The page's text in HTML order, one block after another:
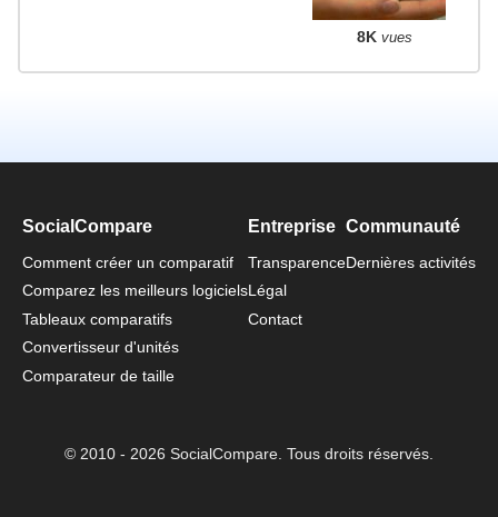
8K vues
SocialCompare
Comment créer un comparatif
Comparez les meilleurs logiciels
Tableaux comparatifs
Convertisseur d'unités
Comparateur de taille
Entreprise
Transparence
Légal
Contact
Communauté
Dernières activités
© 2010 - 2026 SocialCompare. Tous droits réservés.